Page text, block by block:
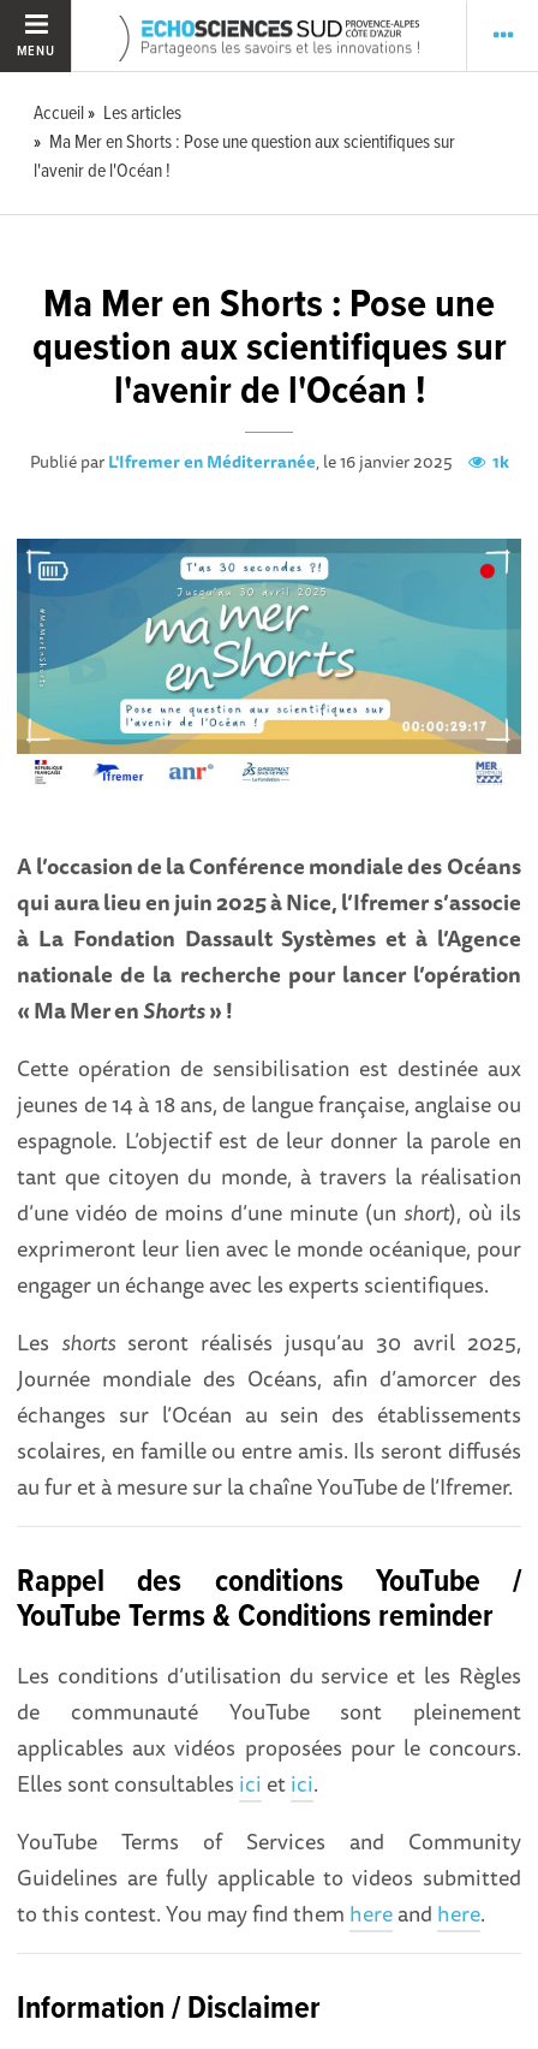
MENU
Accueil
Les articles
Ma Mer en Shorts : Pose une question aux scientifiques sur
l'avenir de l'Océan !
Ma Mer en Shorts : Pose une
question aux scientifiques sur
l'avenir de l'Océan !
Publié parL'Ifremer en Méditerranée, le 16 janvier 2025 1k
A l’occasion de la Conférence mondiale des Océans
qui aura lieu en juin 2025 à Nice, l’Ifremer s’associe
à La Fondation Dassault Systèmes et à l’Agence
nationale de la recherche pour lancer l’opération
« Ma Mer enShorts» !
Cette opération de sensibilisation est destinée aux
jeunes de 14 à 18 ans, de langue française, anglaise ou
espagnole. L’objectif est de leur donner la parole en
tant que citoyen du monde, à travers la réalisation
d’une vidéo de moins d’une minute (un short), où ils
exprimeront leur lien avec le monde océanique, pour
engager un échange avec les experts scientifiques.
Les shorts seront réalisés jusqu’au 30 avril 2025,
Journée mondiale des Océans, afin d’amorcer des
échanges sur l’Océan au sein des établissements
scolaires, en famille ou entre amis. Ils seront diffusés
au fur et à mesure sur la chaîne YouTube de l’Ifremer.
Rappel des conditions YouTube /
YouTube Terms & Conditions reminder
Les conditions d’utilisation du service et les Règles
de communauté YouTube sont pleinement
applicables aux vidéos proposées pour le concours.
Elles sont consultables ici etici.
YouTube Terms of Services and Community
Guidelines are fully applicable to videos submitted
to this contest. You may find them hereand here.
Information / Disclaimer